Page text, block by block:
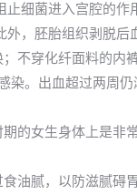
细菌进入宫腔的
，胚胎组织剥脱后
不穿化纤面料的内
染。出血超过两周
的女生身体上是非
油腻，以防滋腻碍胃